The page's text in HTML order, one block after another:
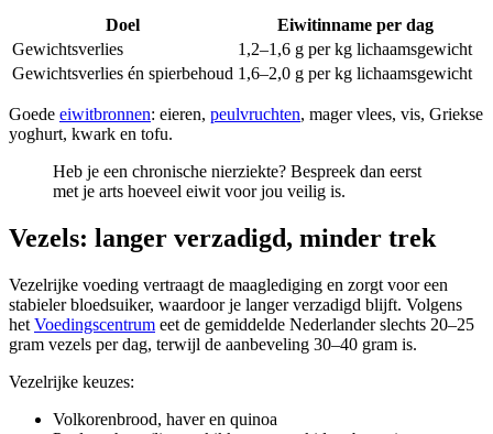
Doel
Eiwitinname per dag
Gewichtsverlies
1,2–1,6 g per kg lichaamsgewicht
Gewichtsverlies én spierbehoud 1,6–2,0 g per kg lichaamsgewicht
Goede eiwitbronnen: eieren, peulvruchten, mager vlees, vis, Griekse
yoghurt, kwark en tofu.
Heb je een chronische nierziekte? Bespreek dan eerst
met je arts hoeveel eiwit voor jou veilig is.
Vezels: langer verzadigd, minder trek
Vezelrijke voeding vertraagt de maaglediging en zorgt voor een
stabieler bloedsuiker, waardoor je langer verzadigd blijft. Volgens
het Voedingscentrum eet de gemiddelde Nederlander slechts 20–25
gram vezels per dag, terwijl de aanbeveling 30–40 gram is.
Vezelrijke keuzes:
Volkorenbrood, haver en quinoa